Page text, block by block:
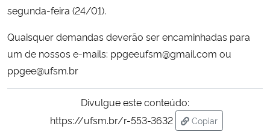
Controladoria-Geral da União
Secretaria-Geral
segunda-feira (24/01).
Quaisquer demandas deverão ser encaminhadas para
um de nossos e-mails: ppgeeufsm@gmail.com ou
ppgee@ufsm.br
Divulgue este conteúdo:
https://ufsm.br/r-553-3632
Copiar